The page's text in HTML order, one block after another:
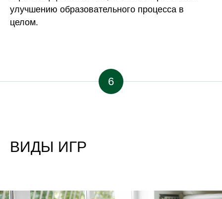
улучшению образовательного процесса в
целом.
6
ВИДЫ ИГР